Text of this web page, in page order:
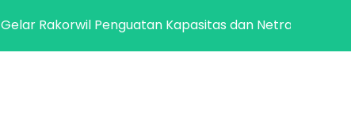
Rakorwil Penguatan Kapasitas dan Netralitas Pilkada 2024